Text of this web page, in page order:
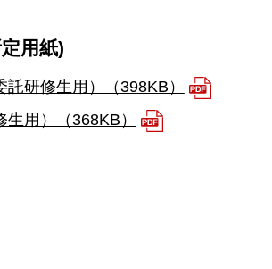
用紙)
研修生用）（398KB）
用）（368KB）